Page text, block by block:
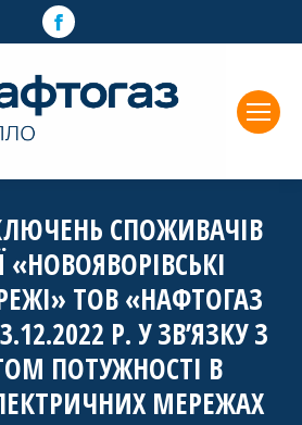
Facebook
opens
window
СПОЖИВАЧІВ
«НОВОЯВОРІВСЬКІ
ТОВ «НАФТОГАЗ
Р. У ЗВ’ЯЗКУ З
ПОТУЖНОСТІ В
МЕРЕЖАХ